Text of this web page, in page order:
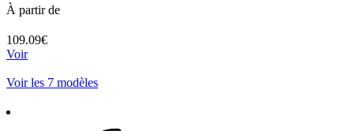
À partir de
109.09€
Voir
Voir les 7 modèles